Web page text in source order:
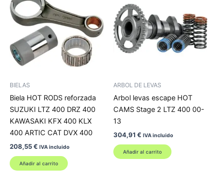
BIELAS
Biela HOT RODS reforzada
SUZUKI LTZ 400 DRZ 400
KAWASAKI KFX 400 KLX
400 ARTIC CAT DVX 400
208,55€ IVA incluido
Añadir al carrito
ARBOL DE LEVAS
Arbol levas escape HOT
CAMS Stage 2 LTZ 400 00-
13
304,91 € IVA incluido
Añadir al carrito